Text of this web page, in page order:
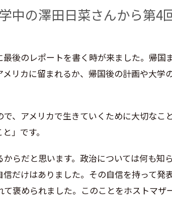
中の澤田日菜さんから第4
後のレポートを書く時が来ました。帰国
リカに留まれるか、帰国後の計画や大学
、アメリカで生きていくために大切なこ
」です。
らだと思います。政治については何も知
だけはありました。その自信を持って発
褒められました。このことをホストマザ